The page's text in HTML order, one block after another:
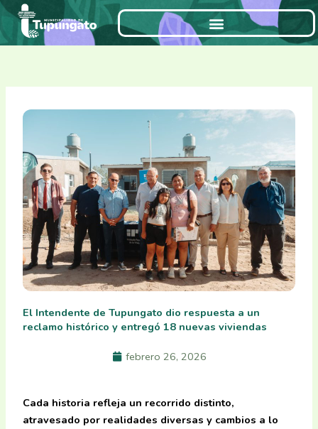
Ir
contenido
El Intendente de Tupungato dio respuesta a un
reclamo histórico y entregó 18 nuevas viviendas
febrero 26, 2026
Cada historia refleja un recorrido distinto,
atravesado por realidades diversas y cambios a lo